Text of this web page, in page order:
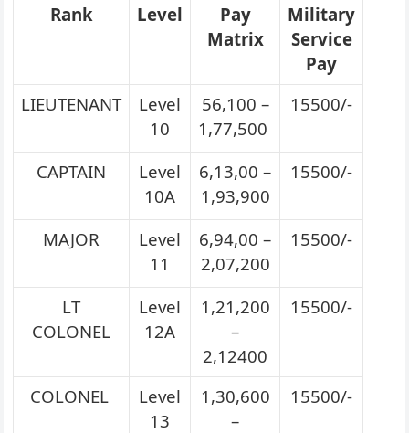
Rank Level
Pay
Matrix
Military
Service
Pay
LIEUTENANT
Level
10
56,100 –
1,77,500
15500/-
CAPTAIN
Level
10A
6,13,00 –
1,93,900
15500/-
MAJOR
Level
11
6,94,00 –
2,07,200
15500/-
LT
COLONEL
Level
12A
1,21,200
–
2,12400
15500/-
COLONEL
Level
13
1,30,600
–
15500/-